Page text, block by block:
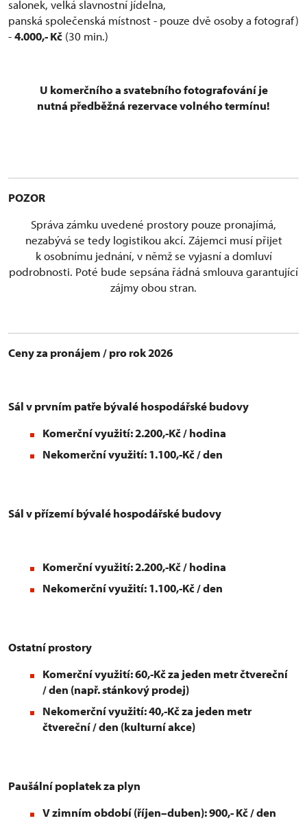
salonek, velká slavnostní jídelna,
panská společenská místnost - pouze dvě osoby a fotograf)
-4.000,- Kč (30 min.)
U komerčního a svatebního fotografování je
nutná předběžná rezervace volného termínu!
POZOR
Správa zámku uvedené prostory pouze pronajímá,
nezabývá se tedy logistikou akcí. Zájemci musí přijet
k osobnímu jednání, v němž se vyjasní a domluví
podrobnosti. Poté bude sepsána řádná smlouva garantující
zájmy obou stran.
Ceny za pronájem / pro rok 2026
Sál v prvním patře bývalé hospodářské budovy
Komerční využití: 2.200,-Kč / hodina
Nekomerční využití: 1.100,-Kč / den
Sál v přízemí bývalé hospodářské budovy
Komerční využití: 2.200,-Kč / hodina
Nekomerční využití: 1.100,-Kč / den
Ostatní prostory
Komerční využití: 60,-Kč za jeden metr čtvereční
/ den (např. stánkový prodej)
Nekomerční využití: 40,-Kč za jeden metr
čtvereční / den (kulturní akce)
Paušální poplatek za plyn
V zimním období (říjen–duben): 900,- Kč / den